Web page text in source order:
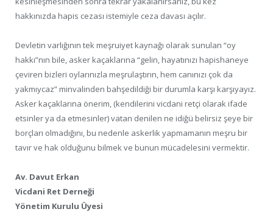
hakkınızda hapis cezası istemiyle ceza davası açılır.
Devletin varlığının tek meşruiyet kaynağı olarak sunulan “oy
hakkı”nın bile, asker kaçaklarına “gelin, hayatınızı hapishaneye
çeviren bizleri oylarınızla meşrulaştırın, hem canınızı çok da
yakmıycaz” minvalinden bahşedildiği bir durumla karşı karşıyayız.
Asker kaçaklarına önerim, (kendilerini vicdani retçi olarak ifade
etsinler ya da etmesinler) vatan denilen ne idiğü belirsiz şeye bir
borçları olmadığını, bu nedenle askerlik yapmamanın meşru bir
tavır ve hak olduğunu bilmek ve bunun mücadelesini vermektir.
Av. Davut Erkan
Vicdani Ret Derneği
Yönetim Kurulu Üyesi